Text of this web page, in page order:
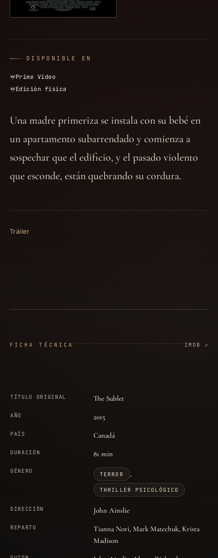
DISPONIBLE EN
Prime Video
Edición física
Una madre primeriza se instala con su bebé en
un apartamento subarrendado y comienza a
sospechar que el edificio, y el pasado violento
que esconde, están quebrando su cordura.
Tráiler
FICHA TÉCNICA IMDB ↗
TÍTULO ORIGINAL The Sublet
AÑO 2015
PAÍS Canadá
DURACIÓN 81 min
GÉNERO TERROR ,
THRILLER PSICOLÓGICO
DIRECCIÓN John Ainslie
REPARTO
Tianna Nori, Mark Matechuk, Krista
Madison